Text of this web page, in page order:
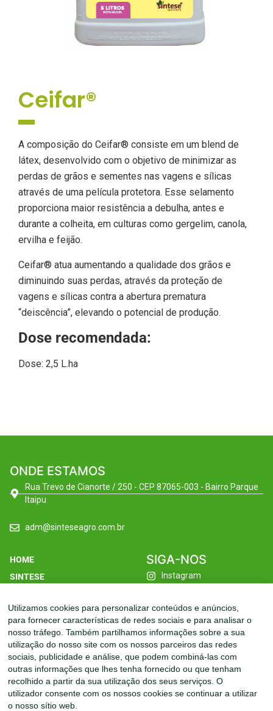
Ceifar®
A composição do Ceifar® consiste em um blend de
látex, desenvolvido com o objetivo de minimizar as
perdas de grãos e sementes nas vagens e sílicas
através de uma película protetora. Esse selamento
proporciona maior resistência a debulha, antes e
durante a colheita, em culturas como gergelim, canola,
ervilha e feijão.
Ceifar® atua aumentando a qualidade dos grãos e
diminuindo suas perdas, através da proteção de
vagens e sílicas contra a abertura prematura
“deiscência”, elevando o potencial de produção.
Dose recomendada:
Dose: 2,5 L.ha
ONDE ESTAMOS
Rua Trevo de Cianorte / 250 - CEP 87065-003 - Bairro Parque
Itaipu
adm@sinteseagro.com.br
HOME
SINTESE
LINHAS
SUSTENTABILIDADE
INOVAÇÃO
CONTATO
SIGA-NOS
Instagram
Linkedin
Youtube
Utilizamos cookies para personalizar conteúdos e anúncios,
para fornecer características de redes sociais e para analisar o
nosso tráfego. Também partilhamos informações sobre a sua
utilização do nosso site com os nossos parceiros das redes
sociais, publicidade e análise, que podem combiná-las com
outras informações que lhes tenha fornecido ou que tenham
recolhido a partir da sua utilização dos seus serviços. O
utilizador consente com os nossos cookies se continuar a utilizar
o nosso sítio web.